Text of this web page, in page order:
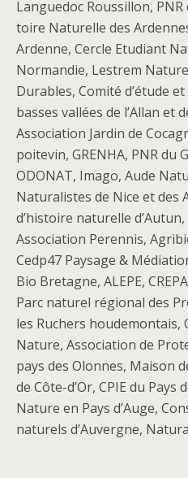
Languedoc Roussillon, PNR
toire Naturelle des
Ardenne, Cercle Etudiant
Normandie, Lestrem
Durables, Comité d’étude
basses vallées de l’Allan et
Association Jardin de
poitevin, GRENHA, PNR du
ODONAT, Imago, Aude
Naturalistes de Nice et des
d’histoire naturelle
Association Perennis,
Cedp47 Paysage &
Bio Bretagne, ALEPE,
Parc naturel régional des
les Ruchers
Nature, Association de
pays des Olonnes, Maison
de Côte-d’Or, CPIE du
Nature en Pays d’Auge,
naturels d’Auvergne,